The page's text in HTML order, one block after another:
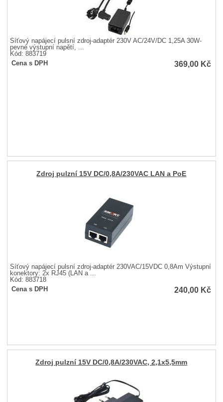
Síťový napájecí pulsní zdroj-adaptér 230V AC/24V/DC 1,25A 30W-
pevné výstupní napětí, ...
Kód: 883719
Cena s DPH
369,00 Kč
Zdroj pulzní 15V DC/0,8A/230VAC LAN a PoE
Síťový napájecí pulsní zdroj-adaptér 230VAC/15VDC 0,8Am Výstupní
konektory: 2x RJ45 (LAN a ...
Kód: 883718
Cena s DPH
240,00 Kč
Zdroj pulzní 15V DC/0,8A/230VAC, 2,1x5,5mm